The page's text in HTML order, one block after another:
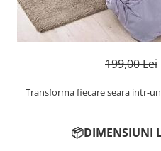
Lenjerii De Pat Volanase
Lenjerii De Pat, Finet Premium
Lenjerii De Pat Jacquard
Lenjerii De Pat Catifea
Set Lenjerie De Pat Blana
199,00 Lei
Transforma fiecare seara intr-
📦DIMENSIUNI